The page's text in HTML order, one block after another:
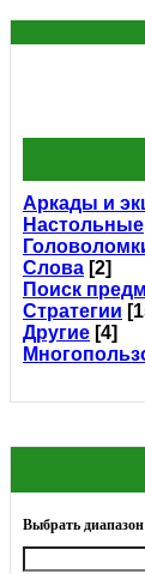
Аркады и
Настольные
Слова [2]
Поиск
Стратегии
Другие [4]
Выбрать